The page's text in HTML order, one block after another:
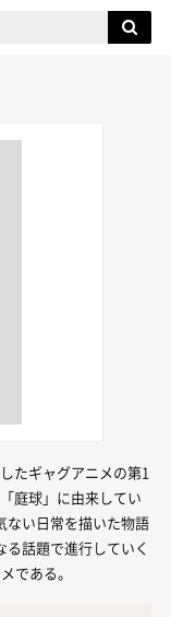
たギャグアニメの第1
庭球」に由来してい
ない日常を描いた物語
話題で進行していく
である。